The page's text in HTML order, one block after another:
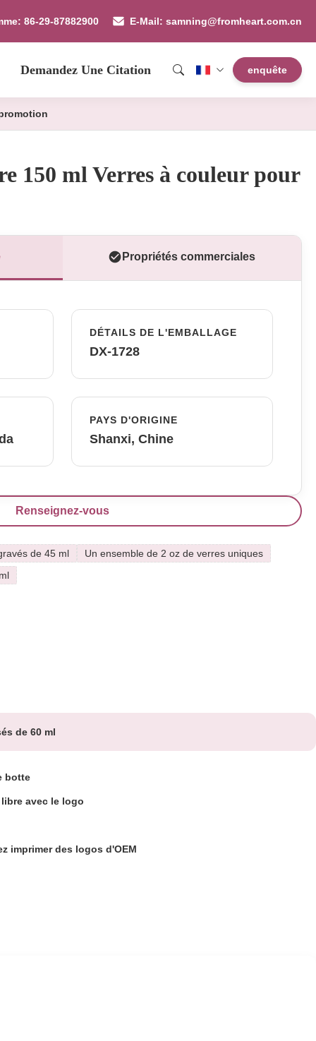
86-29-87882900 E-Mail: samning@fromheart.com.cn
Demandez Une Citation enquête
150 ml Verres à couleur pour
Propriétés commerciales
DÉTAILS DE L'EMBALLAGE
DX-1728
PAYS D'ORIGINE
Shanxi, Chine
Renseignez-vous
de 45 ml
Un ensemble de 2 oz de verres uniques
de 60 ml
botte
libre avec le logo
imprimer des logos d'OEM